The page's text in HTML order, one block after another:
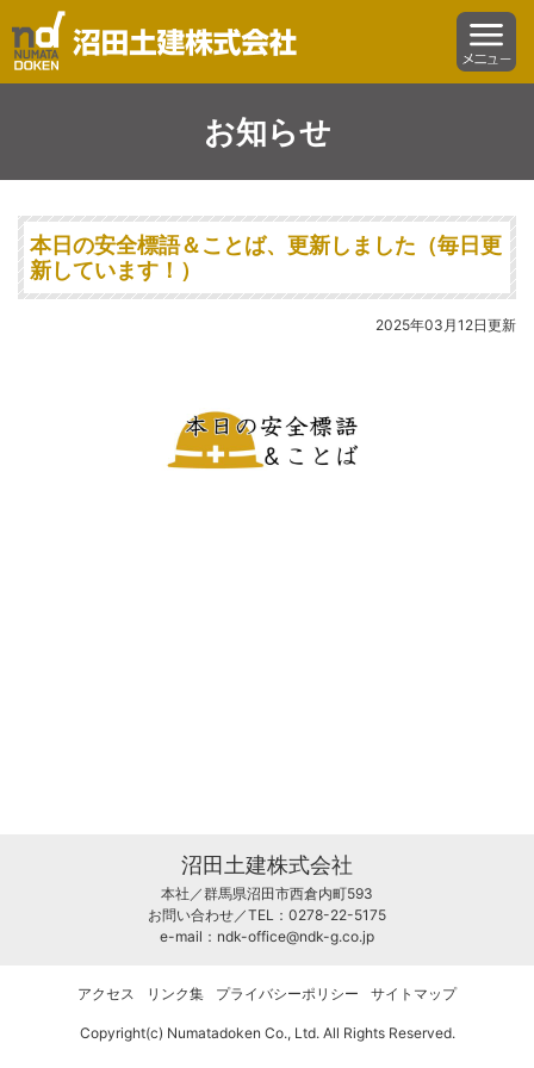
沼田土建株式会社 menu
お知らせ
本日の安全標語＆ことば、更新しました（毎日更
新しています！）
2025年03月12日更新
沼田土建株式会社
本社／群馬県沼田市西倉内町593
お問い合わせ／TEL：0278-22-5175
e-mail： ndk-office@ndk-g.co.jp
アクセス リンク集 プライバシーポリシー サイトマップ
Copyright(c) Numatadoken Co., Ltd. All Rights Reserved.